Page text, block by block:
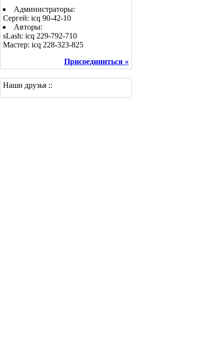
Администраторы:
Сергей: icq 90-42-10
Авторы:
sLash: icq 229-792-710
Мастер: icq 228-323-825
Присоединиться »
Наши друзья ::